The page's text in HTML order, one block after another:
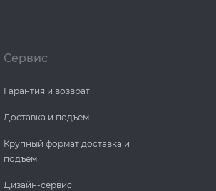
Сервис
Гарантия и возврат
Доставка и подъем
Крупный формат доставка и
подъем
Дизайн-сервис